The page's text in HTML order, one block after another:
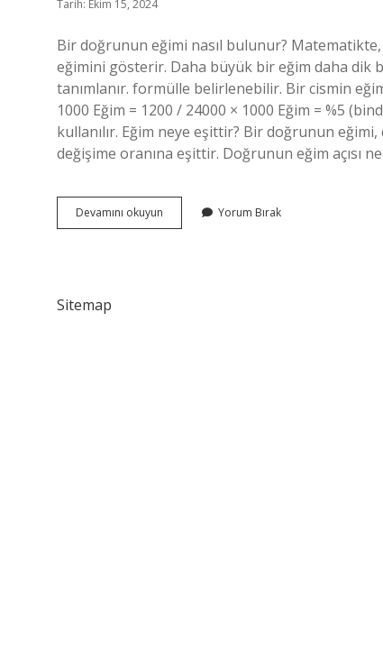
Tarih: Ekim 15, 2024
Bir doğrunun eğimi nasıl bulunur?
eğimini gösterir. Daha büyük bir eğim daha dik
tanımlanır. formülle belirlenebilir. Bir cismin
1000 Eğim = 1200 / 24000 × 1000 Eğim = %5
kullanılır. Eğim neye eşittir? Bir doğrunun
değişime oranına eşittir. Doğrunun eğim açısı
Devamını okuyun
Doğrunun
Yorum Bırak
Sitemap